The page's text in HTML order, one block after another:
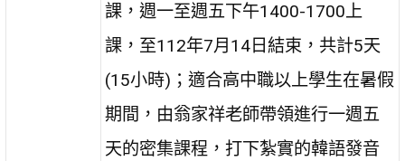
課，週一至週五下午1400-1700上
課，至112年7月14日結束，共計5天
(15小時)；適合高中職以上學生在暑假
期間，由翁家祥老師帶領進行一週五
天的密集課程，打下紮實的韓語發音